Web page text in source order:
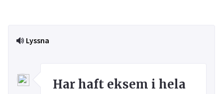
Lyssna
Har haft eksem i hela